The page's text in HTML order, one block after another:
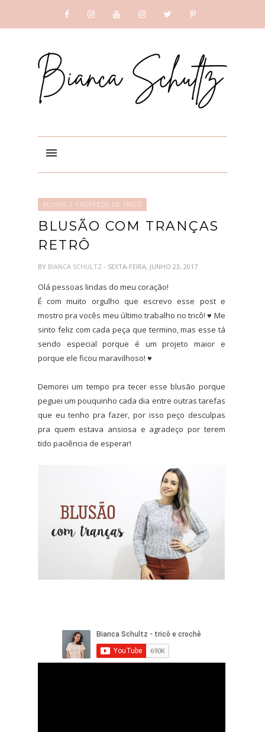
BLUSAS E CROPPEDS DE TRICÔ
BLUSÃO COM TRANÇAS
RETRÔ
BY BIANCA SCHULTZ - SEXTA-FEIRA, JUNHO 23, 2017
Olá pessoas lindas do meu coração!
É com muito orgulho que escrevo esse post e
mostro pra vocês meu último trabalho no tricô! ♥ Me
sinto feliz com cada peça que termino, mas esse tá
sendo especial porque é um projeto maior e
porque ele ficou maravilhoso! ♥
Demorei um tempo pra tecer esse blusão porque
peguei um pouquinho cada dia entre outras tarefas
que eu tenho pra fazer, por isso peço desculpas
pra quem estava ansiosa e agradeço por terem
tido paciência de esperar!